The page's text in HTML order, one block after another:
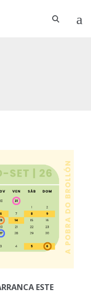
ESTE